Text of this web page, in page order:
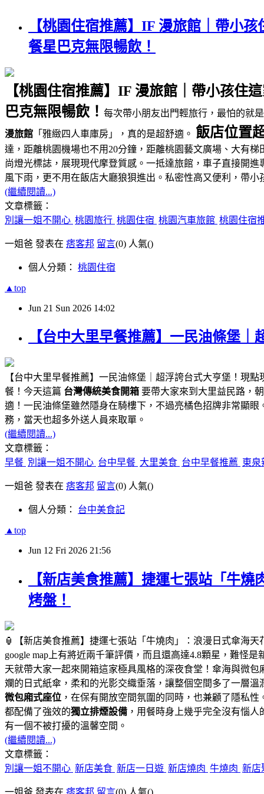
【桃園住宿推薦】IF 漫旅館｜帶小
餐星巴克無限暢飲！
【桃園住宿推薦】IF 漫旅館｜帶小孩住
巴克無限暢飲！ 每次帶小朋友出門輕旅行，最怕的就
漫旅館 「雅緻四人車庫房」，真的是超舒適。 飯店位置
達，距離桃園機場也不用20分鐘，距離桃園藝文廣場、大有
尚燈光標誌，展現現代摩登質感。一抵達旅館，車子直接開
風下雨，更不用在飯店大廳狼狽進出。私密性高又便利，帶小
(繼續閱讀...)
文章標籤：
別讓一姐不開心 桃園旅行 桃園住宿 桃園汽車旅館 桃園住宿
一姐爸 發表在 痞客邦 留言(0) 人氣()
個人分類： 桃園住宿
▲top
Jun 21 Sun 2026 14:02
【台中大里早餐推薦】一民油條堡
【台中大里早餐推薦】一民油條堡｜超浮誇台式大亨堡！現
餐！今天這篇 台灣傳統美食開箱 要帶大家來到大里益民路，
適！一民油條堡雖然隱身在騎樓下，不過亮橘色招牌非常顯
務，當天也超多外送人員來取單。
(繼續閱讀...)
文章標籤：
早餐 別讓一姐不開心 台中早餐 大里美食 台中早餐推薦 東
一姐爸 發表在 痞客邦 留言(0) 人氣()
個人分類： 台中美食記
▲top
Jun 12 Fri 2026 21:56
【新店美食推薦】捷運七張站「牛
烤盤！
🏮【新店美食推薦】捷運七張站「牛燒肉」：浪漫日式傘海
google map上有將近兩千筆評價，而且還高達4.8顆星，難怪
天就帶大家一起來開箱這家極具風格的深夜食堂！傘海與微
斕的日式紙傘，柔和的光影交織垂落，讓整個空間多了一層
微包廂式座位 ，在保有開放空間氛圍的同時，也兼顧了隱私
都配備了強效的獨立排煙設備 ，用餐時身上幾乎完全沒有惱
有一個不被打擾的溫馨空間。
(繼續閱讀...)
文章標籤：
別讓一姐不開心 新店美食 新店一日遊 新店燒肉 牛燒肉 新